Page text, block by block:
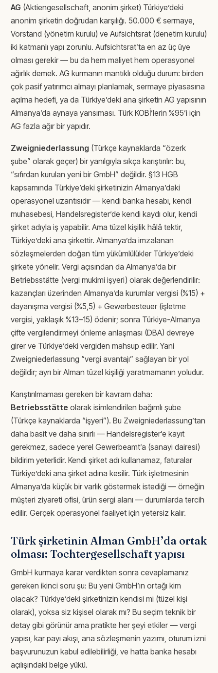
AG (Aktiengesellschaft, anonim şirket) Türkiye’deki
anonim şirketin doğrudan karşılığı. 50.000 € sermaye,
Vorstand (yönetim kurulu) ve Aufsichtsrat (denetim kurulu)
iki katmanlı yapı zorunlu. Aufsichtsrat’ta en az üç üye
olması gerekir — bu da hem maliyet hem operasyonel
ağırlık demek. AG kurmanın mantıklı olduğu durum: birden
çok pasif yatırımcı almayı planlamak, sermaye piyasasına
açılma hedefi, ya da Türkiye’deki ana şirketin AG yapısının
Almanya’da aynaya yansıması. Türk KOBİ’lerin %95’i için
AG fazla ağır bir yapıdır.
Zweigniederlassung (Türkçe kaynaklarda “özerk
şube” olarak geçer) bir yanılgıyla sıkça karıştırılır: bu,
“sıfırdan kurulan yeni bir GmbH” değildir. §13 HGB
kapsamında Türkiye’deki şirketinizin Almanya’daki
operasyonel uzantısıdır — kendi banka hesabı, kendi
muhasebesi, Handelsregister’de kendi kaydı olur, kendi
şirket adıyla iş yapabilir. Ama tüzel kişilik hâlâ tektir,
Türkiye’deki ana şirkettir. Almanya’da imzalanan
sözleşmelerden doğan tüm yükümlülükler Türkiye’deki
şirkete yönelir. Vergi açısından da Almanya’da bir
Betriebsstätte (vergi mukimi işyeri) olarak değerlendirilir:
kazançları üzerinden Almanya’da kurumlar vergisi (%15) +
dayanışma vergisi (%5,5) + Gewerbesteuer (işletme
vergisi, yaklaşık %13–15) ödenir; sonra Türkiye-Almanya
çifte vergilendirmeyi önleme anlaşması (DBA) devreye
girer ve Türkiye’deki vergiden mahsup edilir. Yani
Zweigniederlassung “vergi avantajı” sağlayan bir yol
değildir; ayrı bir Alman tüzel kişiliği yaratmamanın yoludur.
Karıştırılmaması gereken bir kavram daha:
Betriebsstätte olarak isimlendirilen bağımlı şube
(Türkçe kaynaklarda “işyeri”). Bu Zweigniederlassung’tan
daha basit ve daha sınırlı — Handelsregister’e kayıt
gerekmez, sadece yerel Gewerbeamt’a (sanayi dairesi)
bildirim yeterlidir. Kendi şirket adı kullanamaz, faturalar
Türkiye’deki ana şirket adına kesilir. Türk işletmesinin
Almanya’da küçük bir varlık göstermek istediği — örneğin
müşteri ziyareti ofisi, ürün sergi alanı — durumlarda tercih
edilir. Gerçek operasyonel faaliyet için yetersiz kalır.
Türk şirketinin Alman GmbH’da ortak
olması: Tochtergesellschaft yapısı
GmbH kurmaya karar verdikten sonra cevaplamanız
gereken ikinci soru şu: Bu yeni GmbH’ın ortağı kim
olacak? Türkiye’deki şirketinizin kendisi mi (tüzel kişi
olarak), yoksa siz kişisel olarak mı? Bu seçim teknik bir
detay gibi görünür ama pratikte her şeyi etkiler — vergi
yapısı, kar payı akışı, ana sözleşmenin yazımı, oturum izni
başvurunuzun kabul edilebilirliği, ve hatta banka hesabı
açılışındaki belge yükü.